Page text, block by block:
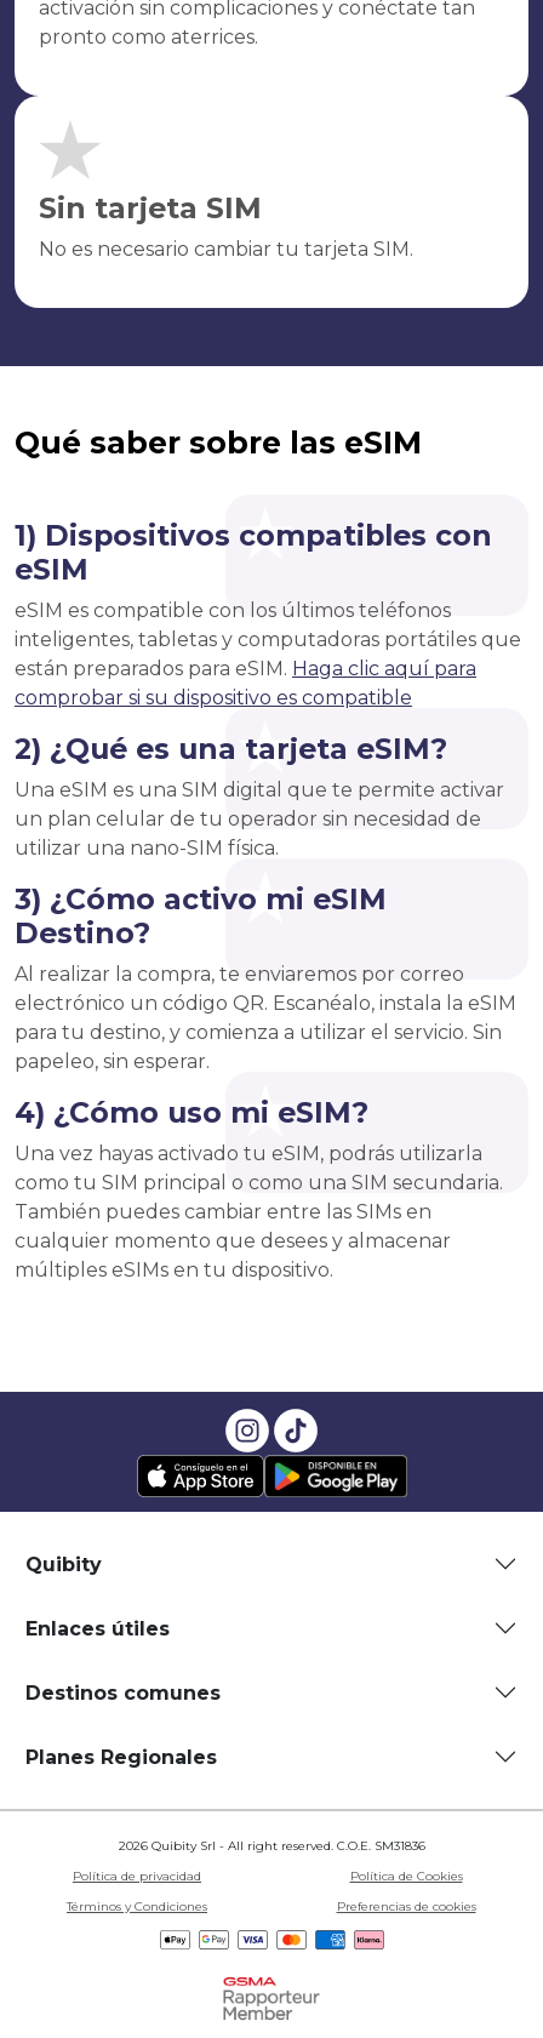
activación sin complicaciones y conéctate tan
pronto como aterrices.
Sin tarjeta SIM
No es necesario cambiar tu tarjeta SIM.
Qué saber sobre las eSIM
1) Dispositivos compatibles con
eSIM
eSIM es compatible con los últimos teléfonos
inteligentes, tabletas y computadoras portátiles que
están preparados para eSIM. Haga clic aquí para
comprobar si su dispositivo es compatible
2) ¿Qué es una tarjeta eSIM?
Una eSIM es una SIM digital que te permite activar
un plan celular de tu operador sin necesidad de
utilizar una nano-SIM física.
3) ¿Cómo activo mi eSIM
Destino?
Al realizar la compra, te enviaremos por correo
electrónico un código QR. Escanéalo, instala la eSIM
para tu destino, y comienza a utilizar el servicio. Sin
papeleo, sin esperar.
4) ¿Cómo uso mi eSIM?
Una vez hayas activado tu eSIM, podrás utilizarla
como tu SIM principal o como una SIM secundaria.
También puedes cambiar entre las SIMs en
cualquier momento que desees y almacenar
múltiples eSIMs en tu dispositivo.
Quibity
Enlaces útiles
Destinos comunes
Planes Regionales
2026 Quibity Srl - All right reserved. C.O.E. SM31836
Política de privacidad
Política de Cookies
Términos y Condiciones
Preferencias de cookies